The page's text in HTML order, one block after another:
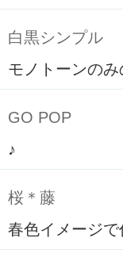
白黒シンプル
モノトーンの
GO POP
♪
桜＊藤
春色イメージで